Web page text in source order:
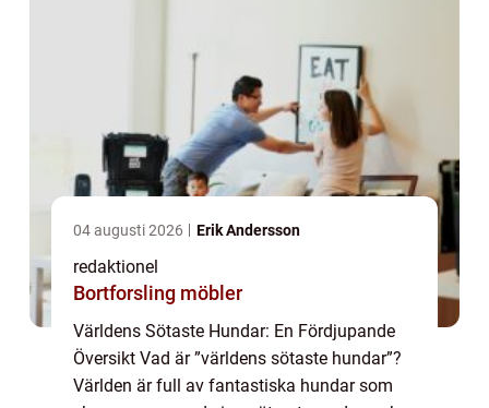
04 augusti 2026 Erik Andersson
redaktionel
Bortforsling möbler
Världens Sötaste Hundar: En Fördjupande
Översikt Vad är ”världens sötaste hundar”?
Världen är full av fantastiska hundar som